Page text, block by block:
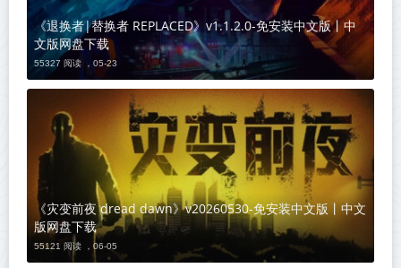
《退换者|替换者 REPLACED》v1.1.2.0-免安装中文版丨中
文版网盘下载
55327 阅读 ， 05-23
《灾变前夜 dread dawn》v20260530-免安装中文版丨中文
版网盘下载
55121 阅读 ， 06-05